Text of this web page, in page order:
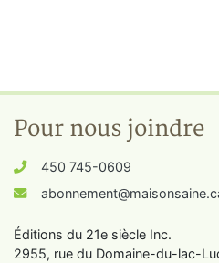
Pour nous joindre
450 745-0609
Éditions du 21e siècle Inc.
2955, rue du Domaine-du-lac-